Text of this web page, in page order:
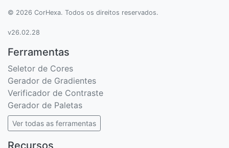
© 2026 CorHexa. Todos os direitos reservados.
v26.02.28
Ferramentas
Seletor de Cores
Gerador de Gradientes
Verificador de Contraste
Gerador de Paletas
Ver todas as ferramentas
Recursos